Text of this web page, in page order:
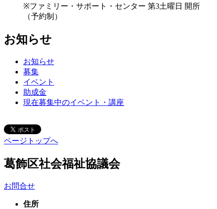
※ファミリー・サポート・センター 第3土曜日 開所
（予約制）
お知らせ
お知らせ
募集
イベント
助成金
現在募集中のイベント・講座
ページトップへ
葛飾区社会福祉協議会
お問合せ
住所